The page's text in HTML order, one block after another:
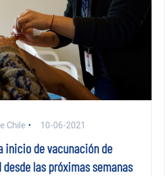
Chile 10-06-2021
inicio de vacunación de
las próximas semanas